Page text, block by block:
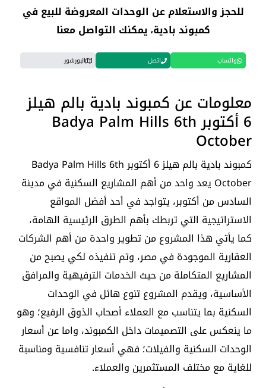
للحجز والاستعلام عن الوحدات المعروضة للبيع في
كمبوند بادية، يمكنك التواصل معنا
واتساب اتصل البورشور
معلومات عن كمبوند بادية بالم هيلز
6 أكتوبر Badya Palm Hills 6th
October
كمبوند بادية بالم هيلز 6 أكتوبر Badya Palm Hills 6th
October يعد واحد من أهم المشاريع السكنية في مدينة
السادس من أكتوبر، يتواجد في أحد أفضل المواقع
الاستراتيجية التي تربطك بأهم الطرق الرئيسية الهامة،
كما يأتي هذا المشروع من تطوير واحدة من أهم الشركات
العقارية الموجودة في مصر، وتم تنفيذه لكي يصبح من
المشاريع المتكاملة من حيث الخدمات الترفيهية والمرافق
الأساسية، ويقدم المشروع تنوع هائل في الوحدات
السكنية بما يتناسب مع العملاء أصحاب الذوق الرفيع؛ وهو
ما ينعكس على التصميمات داخل الكمبوند، واما عن أسعار
الوحدات السكنية والفيلات؛ فهي أسعار تنافسية ومناسبة
للغاية مع مختلف المستثمرين والعملاء.